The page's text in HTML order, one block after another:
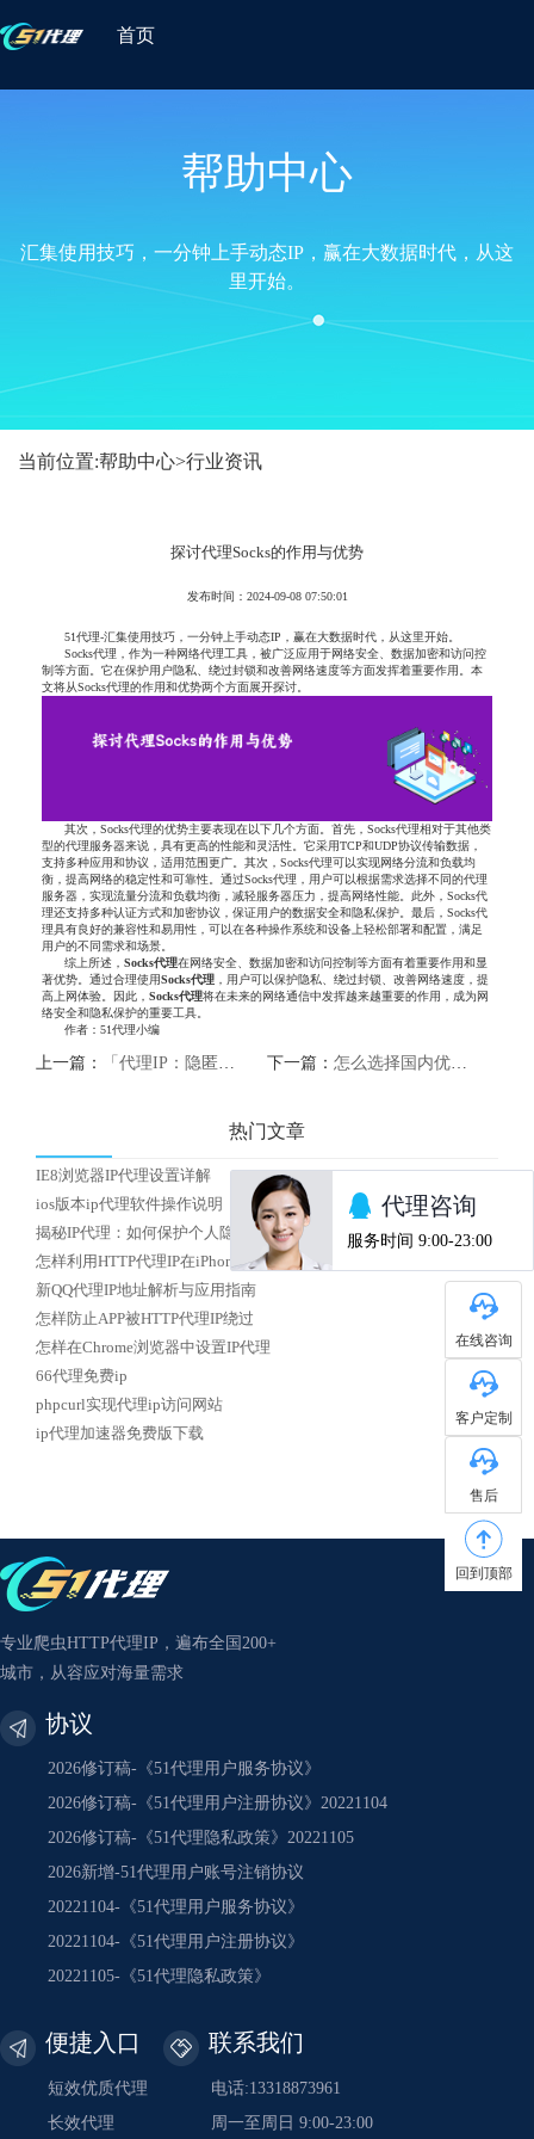
首页
帮助中心
汇集使用技巧，一分钟上手动态IP，赢在大数据时代，从这
里开始。
当前位置:帮助中心>行业资讯
探讨代理Socks的作用与优势
发布时间：2024-09-08 07:50:01
51代理-汇集使用技巧，一分钟上手动态IP，赢在大数据时代，从这里开始。
Socks代理，作为一种网络代理工具，被广泛应用于网络安全、数据加密和访问控
制等方面。它在保护用户隐私、绕过封锁和改善网络速度等方面发挥着重要作用。本
文将从Socks代理的作用和优势两个方面展开探讨。
其次，Socks代理的优势主要表现在以下几个方面。首先，Socks代理相对于其他类
型的代理服务器来说，具有更高的性能和灵活性。它采用TCP和UDP协议传输数据，
支持多种应用和协议，适用范围更广。其次，Socks代理可以实现网络分流和负载均
衡，提高网络的稳定性和可靠性。通过Socks代理，用户可以根据需求选择不同的代理
服务器，实现流量分流和负载均衡，减轻服务器压力，提高网络性能。此外，Socks代
理还支持多种认证方式和加密协议，保证用户的数据安全和隐私保护。最后，Socks代
理具有良好的兼容性和易用性，可以在各种操作系统和设备上轻松部署和配置，满足
用户的不同需求和场景。
综上所述，Socks代理在网络安全、数据加密和访问控制等方面有着重要作用和显
著优势。通过合理使用Socks代理 ，用户可以保护隐私、绕过封锁、改善网络速度，提
高上网体验。因此， Socks代理将在未来的网络通信中发挥越来越重要的作用，成为网
络安全和隐私保护的重要工具。
作者：51代理小编
上一篇： 「代理IP：隐匿你的真实身份，保护你的网络安全」 下一篇： 怎么选择国内优质HTTP代理IP
热门文章
IE8浏览器IP代理设置详解
ios版本ip代理软件操作说明
揭秘IP代理：如何保护个人隐私安全？
怎样利用HTTP代理IP在iPhone上实现校园网络访问
新QQ代理IP地址解析与应用指南
怎样防止APP被HTTP代理IP绕过
怎样在Chrome浏览器中设置IP代理
66代理免费ip
phpcurl实现代理ip访问网站
ip代理加速器免费版下载
在线咨询
客户定制
售后
回到顶部
专业爬虫HTTP代理IP，遍布全国200+
城市，从容应对海量需求
协议
2026修订稿-《51代理用户服务协议》
2026修订稿-《51代理用户注册协议》20221104
2026修订稿-《51代理隐私政策》20221105
2026新增-51代理用户账号注销协议
20221104-《51代理用户服务协议》
20221104-《51代理用户注册协议》
20221105-《51代理隐私政策》
便捷入口
短效优质代理
长效代理
联系我们
电话:13318873961
周一至周日 9:00-23:00